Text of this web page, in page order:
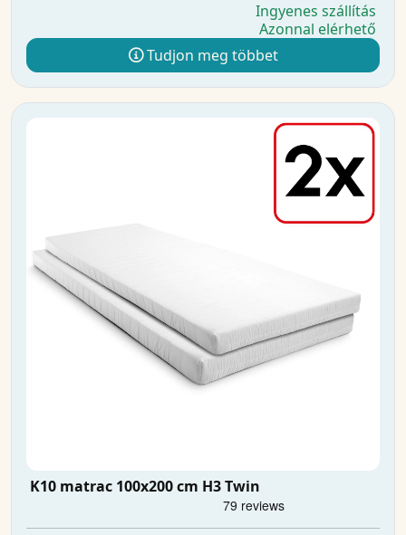
Ingyenes szállítás
Azonnal elérhető
Tudjon meg többet
K10 matrac 100x200 cm H3 Twin